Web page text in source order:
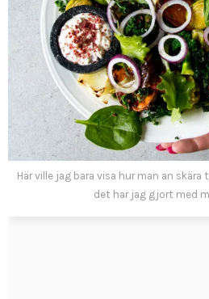
Här ville jag bara visa hur man an
det har jag gjort med